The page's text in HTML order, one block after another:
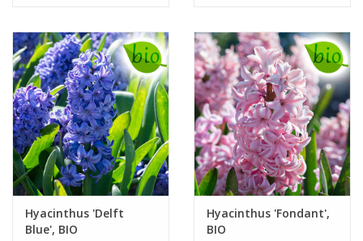
Hyacinthus 'Delft
Blue', BIO
Hyacinthus 'Fondant',
BIO